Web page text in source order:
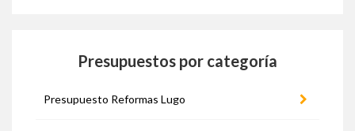
Presupuestos por categoría
Presupuesto Reformas Lugo